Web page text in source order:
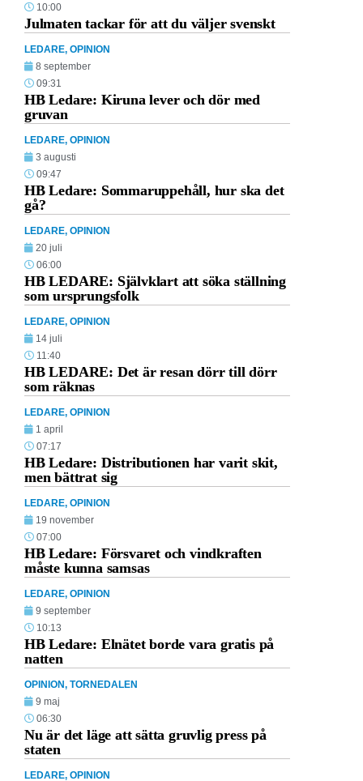
10:00
Julmaten tackar för att du väljer svenskt
LEDARE, OPINION
8 september
09:31
HB Ledare: Kiruna lever och dör med
gruvan
LEDARE, OPINION
3 augusti
09:47
HB Ledare: Sommaruppehåll, hur ska det
gå?
LEDARE, OPINION
20 juli
06:00
HB LEDARE: Självklart att söka ställning
som ursprungsfolk
LEDARE, OPINION
14 juli
11:40
HB LEDARE: Det är resan dörr till dörr
som räknas
LEDARE, OPINION
1 april
07:17
HB Ledare: Distributionen har varit skit,
men bättrat sig
LEDARE, OPINION
19 november
07:00
HB Ledare: Försvaret och vindkraften
måste kunna samsas
LEDARE, OPINION
9 september
10:13
HB Ledare: Elnätet borde vara gratis på
natten
OPINION, TORNEDALEN
9 maj
06:30
Nu är det läge att sätta gruvlig press på
staten
LEDARE, OPINION